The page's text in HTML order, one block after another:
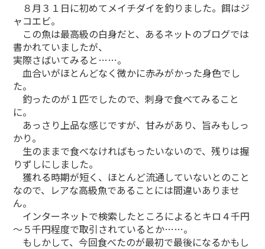
８月３１日に初めてメイチダイを釣りました。餌はジ
ャコエビ。
この魚は最高級の白身だと、あるネットのブログでは
書かれていましたが、
実際さばいてみると……。
血合いがほとんどなく微かに赤みがかった身色でし
た。
釣ったのが１匹でしたので、刺身で食べてみること
に。
あっさり上品な感じですが、甘みがあり、旨みもしっ
かり。
生のままで食べなければもったいないので、残りは握
りずしにしました。
獲れる時期が短く、ほとんど流通していないとのこと
なので、レアな高級魚であることには間違いありませ
ん。
インターネットで検索したところによるとキロ４千円
～５千円程度で取引されているとか……。
もしかして、今回食べたのが最初で最後になるかもし